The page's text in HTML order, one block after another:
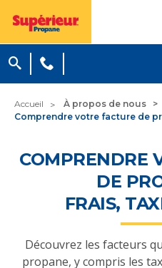
Accueil À propos de nous
Comprendre votre facture de
COMPRENDRE
DE
FRAIS,
Découvrez les facteurs
propane, y compris les